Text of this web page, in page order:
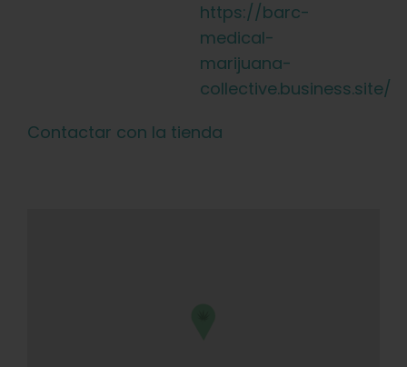
https://barc-
medical-
marijuana-
collective.business.site/
Contactar con la tienda